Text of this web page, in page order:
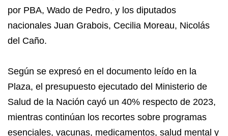
por PBA, Wado de Pedro, y los diputados
nacionales Juan Grabois, Cecilia Moreau, Nicolás
del Caño.
Según se expresó en el documento leído en la
Plaza, el presupuesto ejecutado del Ministerio de
Salud de la Nación cayó un 40% respecto de 2023,
mientras continúan los recortes sobre programas
esenciales, vacunas, medicamentos, salud mental y